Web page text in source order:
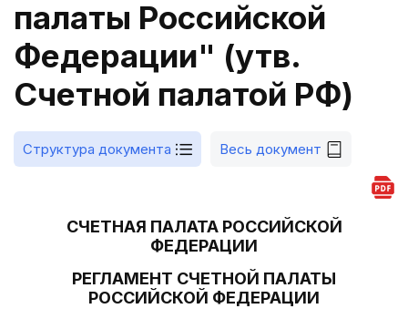
палаты Российской
Федерации" (утв.
Счетной палатой РФ)
Структура документа Весь документ
СЧЕТНАЯ ПАЛАТА РОССИЙСКОЙ
ФЕДЕРАЦИИ
РЕГЛАМЕНТ СЧЕТНОЙ ПАЛАТЫ
РОССИЙСКОЙ ФЕДЕРАЦИИ